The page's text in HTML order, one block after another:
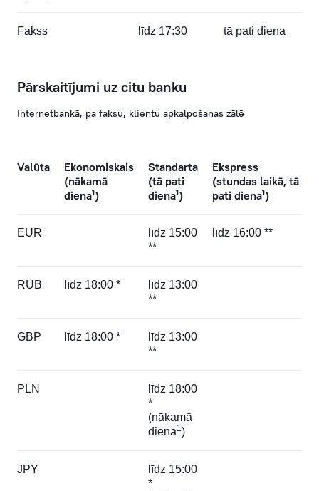
Fakss līdz 17:30 tā pati diena
Pārskaitījumi uz citu banku
Internetbankā, pa faksu, klientu apkalpošanas zālē
Valūta
Ekonomiskais
(nākamā
diena1)
Standarta
(tā pati
diena1)
Ekspress
(stundas laikā, tā
pati diena1)
EUR
līdz 15:00
**
līdz 16:00 **
RUB līdz 18:00 *
līdz 13:00
**
GBP līdz 18:00 *
līdz 13:00
**
PLN
līdz 18:00
*
(nākamā
diena1)
JPY
līdz 15:00
*